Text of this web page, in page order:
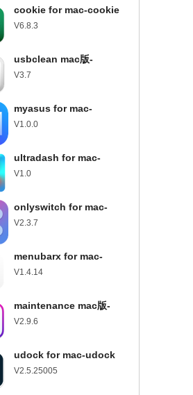
cookie for mac-cookie
mac版下载 v6.8.3
V6.8.3
usbclean mac版-
usbclean for mac下载
V3.7
myasus for mac-
myasus mac版下载
V1.0.0
ultradash for mac-
ultradash mac版下载
V1.0
onlyswitch for mac-
onlyswitch mac版下载
V2.3.7
menubarx for mac-
menubarx mac版下载
V1.4.14
maintenance mac版-
maintenance for mac下
V2.9.6
udock for mac-udock
mac版下载 v2.5.25005
V2.5.25005